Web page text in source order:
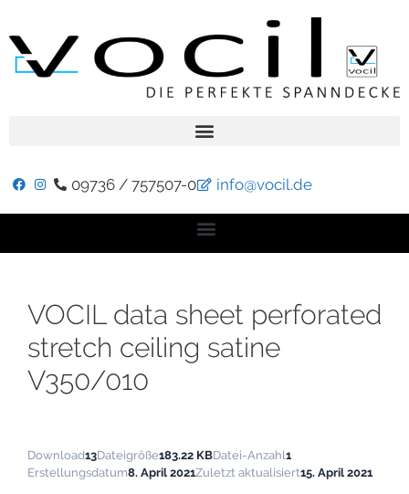
09736 / 757507-0 info@vocil.de
VOCIL data sheet perforated
stretch ceiling satine
V350/010
Download13Dateigröße183.22 KBDatei-Anzahl1
Erstellungsdatum8. April 2021Zuletzt aktualisiert15. April 2021